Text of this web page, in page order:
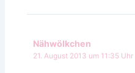
Nähwölkchen
21. August 2013 um 11:35 Uhr